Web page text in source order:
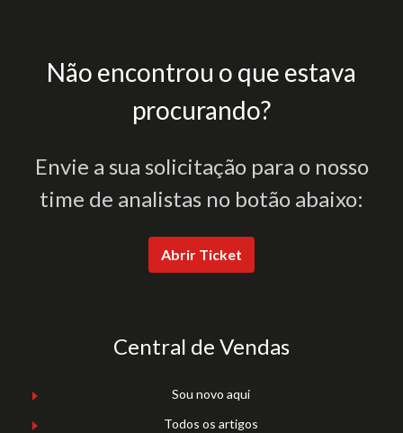
Não encontrou o que estava
procurando?
Envie a sua solicitação para o nosso
time de analistas no botão abaixo:
Abrir Ticket
Central de Vendas
Sou novo aqui
Todos os artigos